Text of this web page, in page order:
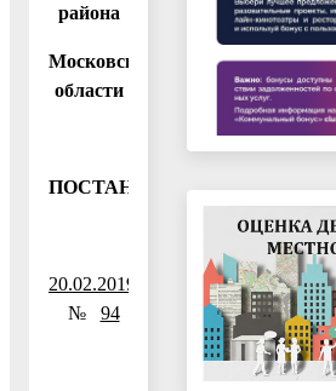
района
Московской
области
ПОСТАНОВЛЕНИЕ
20.02.2019
№ 94